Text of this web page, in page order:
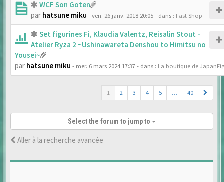
WCF Son Goten
par hatsune miku - ven. 26 janv. 2018 20:05- dans : Fast Shop
Set figurines Fi, Klaudia Valentz, Reisalin Stout -
Atelier Ryza 2 ~Ushinawareta Denshou to Himitsu no
Yousei~
par hatsune miku - mer. 6 mars 2024 17:37- dans : La boutique de
1 2 3 4 5 … 40
Select the forum to jump to
Aller à la recherche avancée